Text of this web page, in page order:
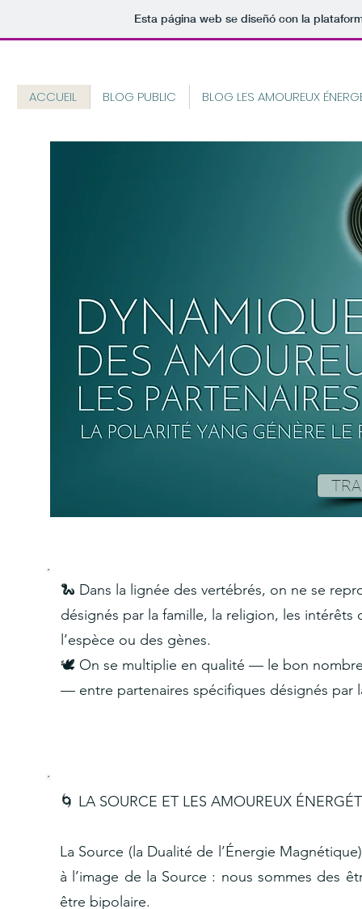
Esta página web se diseñó con la
ACCUEIL BLOG PUBLIC BLOG LES AMOUREUX
🐍 Dans la lignée des vertébrés, on ne se
désignés par la famille, la religion, les
l’espèce ou des gènes.
🕊️ On se multiplie en qualité — le bon
— entre partenaires spécifiques désignés par
🌀 LA SOURCE ET LES AMOUREUX
La Source (la Dualité de l’Énergie
à l’image de la Source : nous sommes des
être bipolaire.